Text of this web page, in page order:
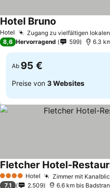
Hotel Zugang zu vielfältigen
Hotel Bruno
8,6 Hervorragend 599 6.3
Ab 95 €
Preise von 3 Websites
4 Sterne Hotel Zimmer mit
Fletcher Hotel-
7,1 2.509 6.6 km bis